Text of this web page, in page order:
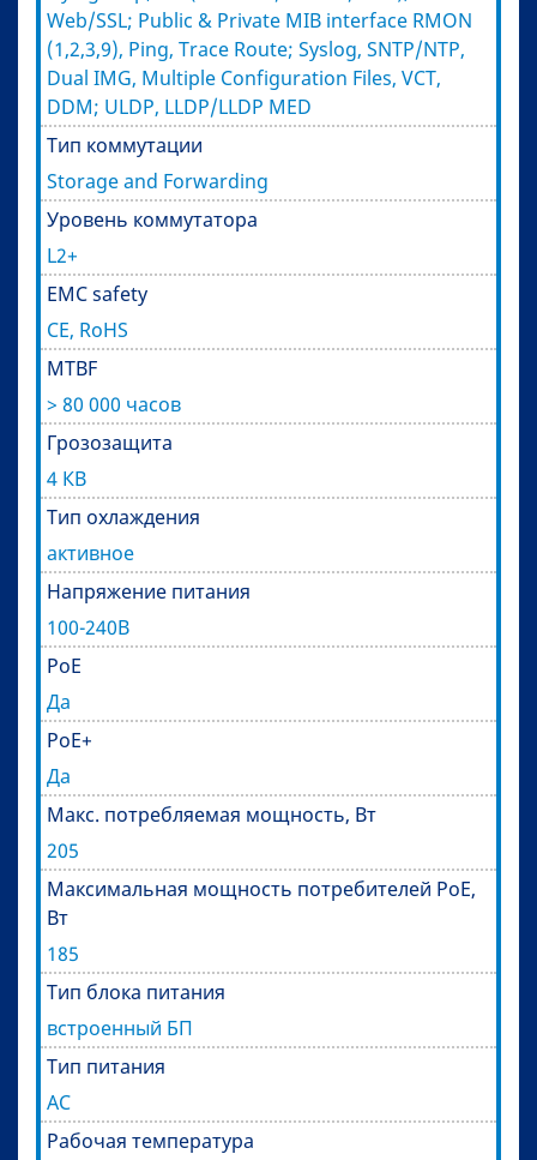
Web/SSL; Public & Private MIB interface RMON
(1,2,3,9), Ping, Trace Route; Syslog, SNTP/NTP,
Dual IMG, Multiple Configuration Files, VCT,
DDM; ULDP, LLDP/LLDP MED
Тип коммутации
Storage and Forwarding
Уровень коммутатора
L2+
EMC safety
CE, RoHS
MTBF
> 80 000 часов
Грозозащита
4 КВ
Тип охлаждения
активное
Напряжение питания
100-240В
PoE
Да
PoE+
Да
Макс. потребляемая мощность, Вт
205
Максимальная мощность потребителей PoE,
Вт
185
Тип блока питания
встроенный БП
Тип питания
AC
Рабочая температура